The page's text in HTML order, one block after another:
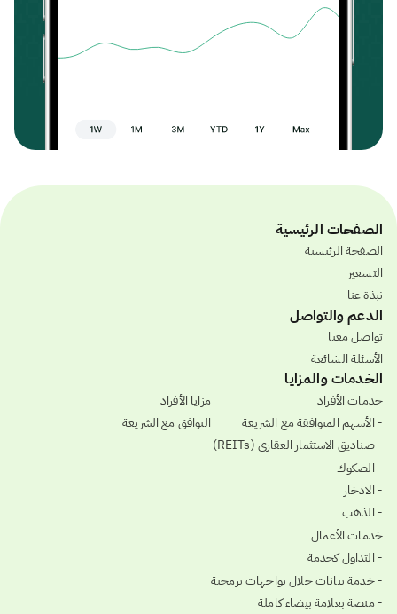
الصفحات الرئيسية
الصفحة الرئيسية
التسعير
نبذة عنا
الدعم والتواصل
تواصل معنا
الأسئلة الشائعة
الخدمات والمزايا
خدمات الأفراد
- الأسهم المتوافقة مع الشريعة
- صناديق الاستثمار العقاري (REITs)
- الصكوك
- الادخار
- الذهب
خدمات الأعمال
- التداول كخدمة
- خدمة بيانات حلال بواجهات برمجية
- منصة بعلامة بيضاء كاملة
مزايا الأفراد
التوافق مع الشريعة